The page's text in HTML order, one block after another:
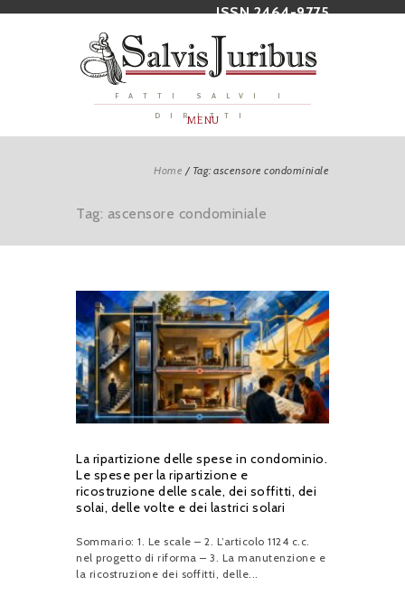
ISSN 2464-9775
FATTI SALVI I
DIRITTI
MENU
Home / Tag: ascensore condominiale
Tag: ascensore condominiale
La ripartizione delle spese in condominio.
Le spese per la ripartizione e
ricostruzione delle scale, dei soffitti, dei
solai, delle volte e dei lastrici solari
Sommario: 1. Le scale – 2. L’articolo 1124 c.c.
nel progetto di riforma – 3. La manutenzione e
la ricostruzione dei soffitti, delle...